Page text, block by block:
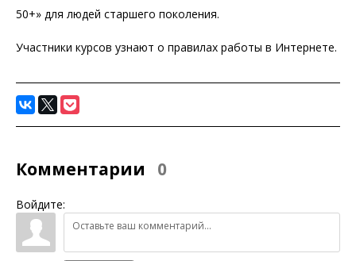
50+» для людей старшего поколения.
Участники курсов узнают о правилах работы в Интернете.
Комментарии 0
Войдите: